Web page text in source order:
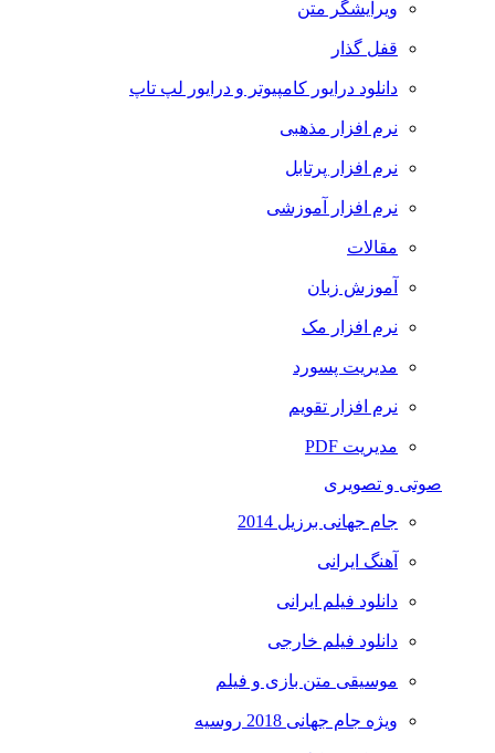
ویرایشگر متن
قفل گذار
دانلود درایور کامپیوتر و درایور لپ تاپ
نرم افزار مذهبی
نرم افزار پرتابل
نرم افزار آموزشی
مقالات
آموزش زبان
نرم افزار مک
مدیریت پسورد
نرم افزار تقویم
مدیریت PDF
صوتی و تصویری
جام جهانی برزیل 2014
آهنگ ایرانی
دانلود فیلم ایرانی
دانلود فیلم خارجی
موسیقی متن بازی و فیلم
ویژه جام جهانی 2018 روسیه